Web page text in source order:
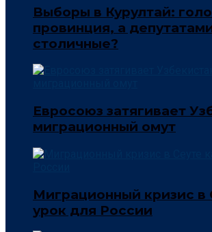
Выборы в Курултай:
провинция, а
столичные?
Евросоюз затягивает
миграционный омут
Миграционный кризис в
урок для России